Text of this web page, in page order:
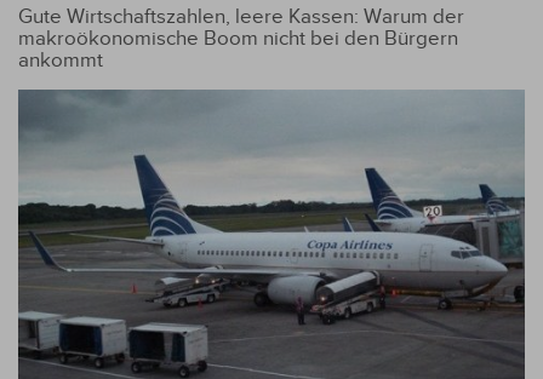
Gute Wirtschaftszahlen, leere Kassen: Warum der
makroökonomische Boom nicht bei den Bürgern
ankommt